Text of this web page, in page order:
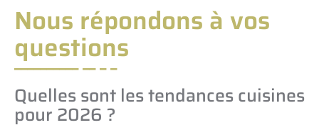
Nous répondons à vos
questions
Quelles sont les tendances cuisines
pour 2026 ?